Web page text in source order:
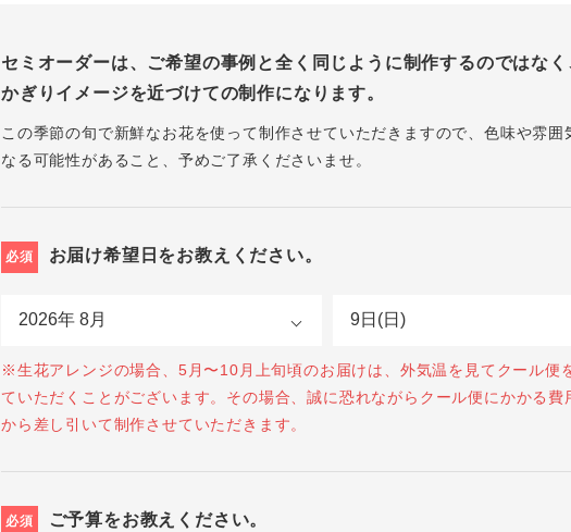
セミオーダーは、ご希望の事例と全く同じように制作するのではな
かぎりイメージを近づけての制作になります。
この季節の旬で新鮮なお花を使って制作させていただきますので、色味や雰囲
なる可能性があること、予めご了承くださいませ。
必須 お届け希望日をお教えください。
※生花アレンジの場合、5月〜10月上旬頃のお届けは、外気温を見てクール便
ていただくことがございます。その場合、誠に恐れながらクール便にかかる費
から差し引いて制作させていただきます。
必須 ご予算をお教えください。